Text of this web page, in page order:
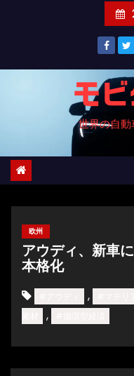
ン
プ
モ
世界の自
欧州
アウディ、新車
本格化
,
,